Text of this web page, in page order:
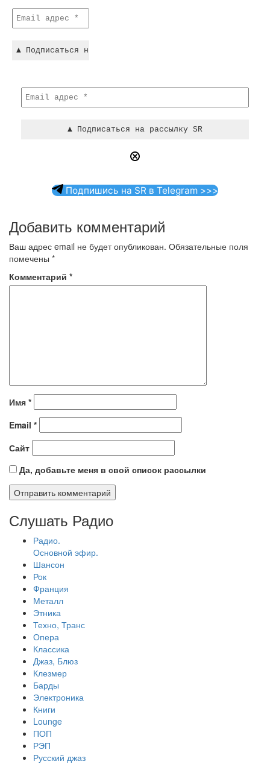
Подпишись на SR в Telegram >>>
Добавить комментарий
Ваш адрес email не будет опубликован. Обязательные поля
помечены *
Комментарий *
Имя *
Email *
Сайт
Да, добавьте меня в свой список рассылки
Слушать Радио
Радио.
Основной эфир.
Шансон
Рок
Франция
Металл
Этника
Техно, Транс
Опера
Классика
Джаз, Блюз
Клезмер
Барды
Электроника
Книги
Lounge
ПОП
РЭП
Русский джаз